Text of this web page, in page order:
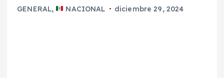
GENERAL, NACIONAL diciembre 29, 2024